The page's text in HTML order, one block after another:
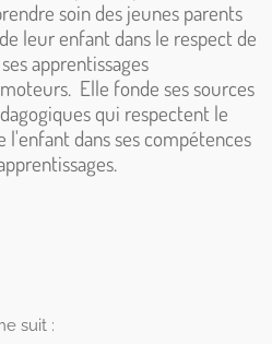
soin des jeunes parents
leur enfant dans le respect de
apprentissages
Elle fonde ses sources
qui respectent le
dans ses compétences
suit :